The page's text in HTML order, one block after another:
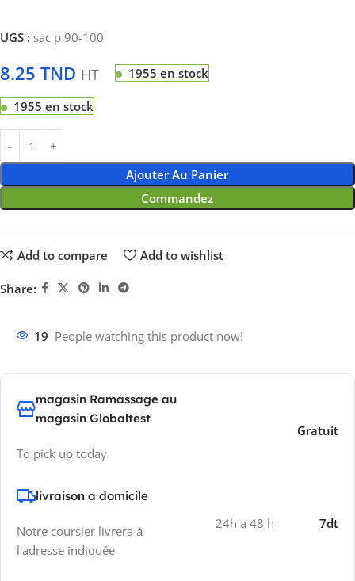
UGS : sac p 90-100
8.25 TND HT 1955 en stock
1955 en stock
Ajouter Au Panier
Commandez
Add to compare Add to wishlist
Share:
19 People watching this product now!
magasin Ramassage au
magasin Globaltest
To pick up today
Gratuit
livraison a domicile
Notre coursier livrera à
l'adresse indiquée
24h a 48 h 7dt